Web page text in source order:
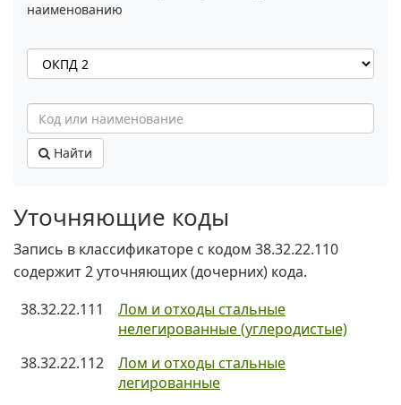
наименованию
Найти
Уточняющие коды
Запись в классификаторе с кодом 38.32.22.110
содержит 2 уточняющих (дочерних) кода.
38.32.22.111
Лом и отходы стальные
нелегированные (углеродистые)
38.32.22.112
Лом и отходы стальные
легированные